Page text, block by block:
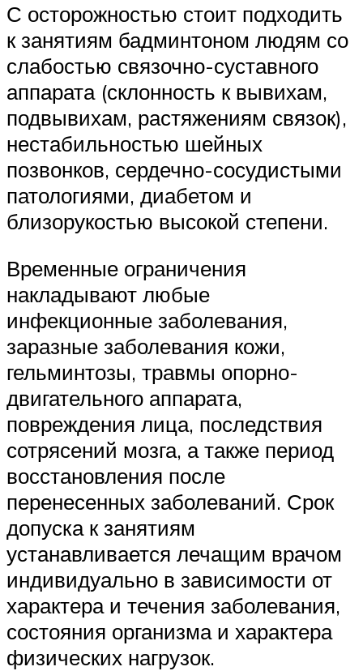
С осторожностью стоит подходить
к занятиям бадминтоном людям со
слабостью связочно-суставного
аппарата (склонность к вывихам,
подвывихам, растяжениям связок),
нестабильностью шейных
позвонков, сердечно-сосудистыми
патологиями, диабетом и
близорукостью высокой степени.
Временные ограничения
накладывают любые
инфекционные заболевания,
заразные заболевания кожи,
гельминтозы, травмы опорно-
двигательного аппарата,
повреждения лица, последствия
сотрясений мозга, а также период
восстановления после
перенесенных заболеваний. Срок
допуска к занятиям
устанавливается лечащим врачом
индивидуально в зависимости от
характера и течения заболевания,
состояния организма и характера
физических нагрузок.